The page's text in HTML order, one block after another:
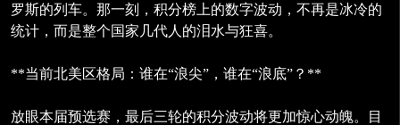
罗斯的列车。那一刻，积分榜上的数字波动，不再是冰冷的
统计，而是整个国家几代人的泪水与狂喜。
**当前北美区格局：谁在“浪尖”，谁在“浪底”？**
放眼本届预选赛，最后三轮的积分波动将更加惊心动魄。目